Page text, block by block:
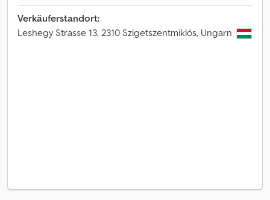
Verkäuferstandort:
Leshegy Strasse 13, 2310 Szigetszentmiklós, Ungarn